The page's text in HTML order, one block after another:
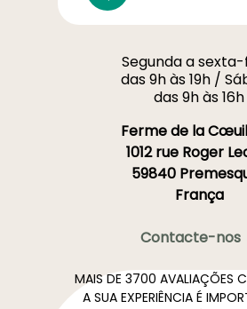
Segunda a
das 9h às 19h /
das 9h às 16h
Ferme de la
1012 rue Roger
59840
França
Contacte-nos
MAIS DE 3700 AVALIAÇÕES
A SUA EXPERIÊNCIA É